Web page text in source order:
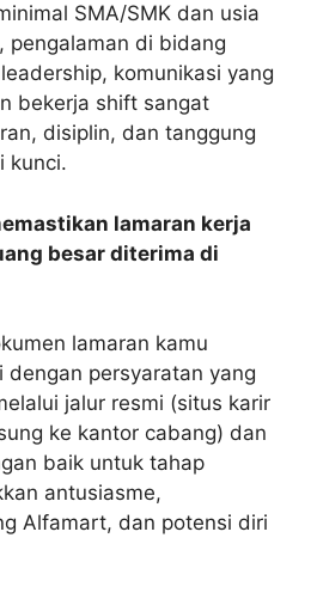
SMA/SMK dan usia
pengalaman di bidang
komunikasi yang
bekerja shift sangat
disiplin, dan tanggung
kunci.
lamaran kerja
besar diterima di
lamaran kamu
dengan persyaratan yang
jalur resmi (situs karir
ke kantor cabang) dan
baik untuk tahap
antusiasme,
Alfamart, dan potensi diri